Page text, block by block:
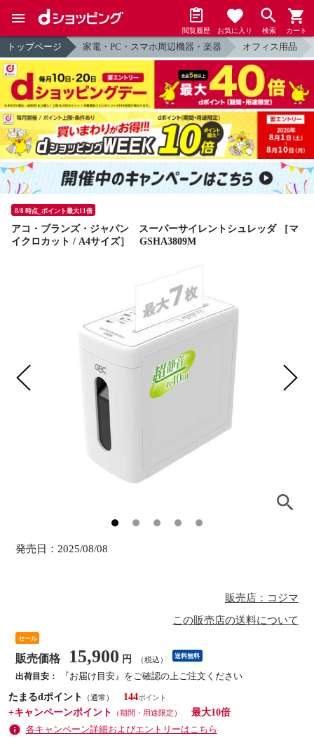
閲覧履歴 お気に入り 検索 カート
トップページ 家電・PC・スマホ周辺機器・楽器 オフィス用品
8/8 時点_ポイント最大11倍
アコ・ブランズ・ジャパン スーパーサイレントシュレッダ ［マ
イクロカット / A4サイズ］ GSHA3809M
発売日： 2025/08/08
販売店：コジマ
この販売店の送料について
セール
販売価格 15,900 円 （税込） 送料無料
出荷目安：
『お届け目安』をご確認の上ご注文ください
たまるdポイント
（通常）
144
+キャンペーンポイント
（期間・用途限定）
最大10倍
各キャンペーン詳細およびエントリーはこちら